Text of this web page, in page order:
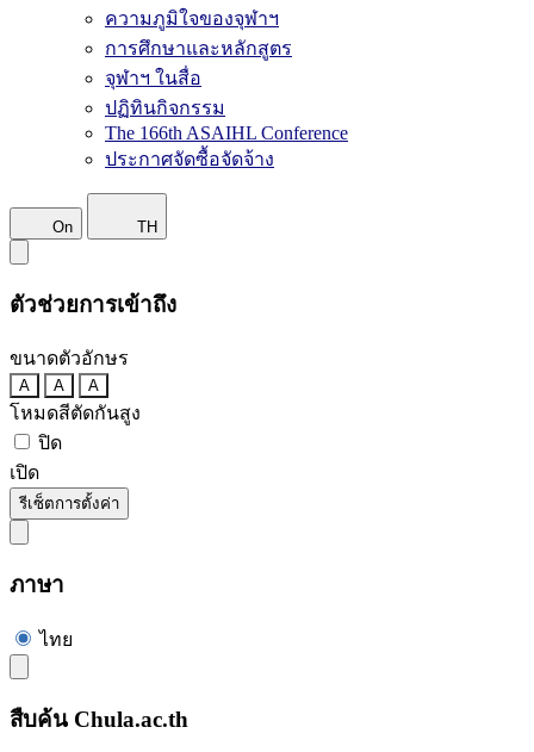
ความภูมิใจของจุฬาฯ
การศึกษาและหลักสูตร
จุฬาฯ ในสื่อ
ปฏิทินกิจกรรม
The 166th ASAIHL Conference
ประกาศจัดซื้อจัดจ้าง
On TH
ตัวช่วยการเข้าถึง
ขนาดตัวอักษร
A A A
โหมดสีตัดกันสูง
ปิด
เปิด
รีเซ็ตการตั้งค่า
ภาษา
ไทย
สืบค้น Chula.ac.th